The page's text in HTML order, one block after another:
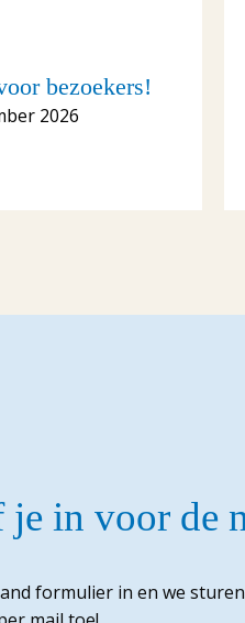
bezoekers!
2026
je in voor de
formulier in en we